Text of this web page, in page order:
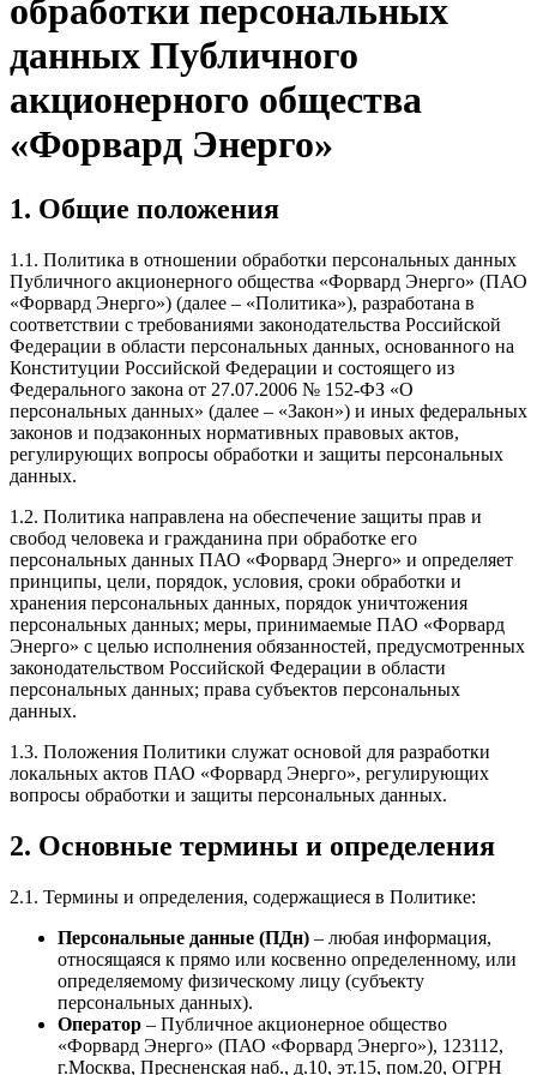
обработки персональных
данных Публичного
акционерного общества
«Форвард Энерго»
1. Общие положения
1.1. Политика в отношении обработки персональных данных
Публичного акционерного общества «Форвард Энерго» (ПАО
«Форвард Энерго») (далее – «Политика»), разработана в
соответствии с требованиями законодательства Российской
Федерации в области персональных данных, основанного на
Конституции Российской Федерации и состоящего из
Федерального закона от 27.07.2006 № 152-ФЗ «О
персональных данных» (далее – «Закон») и иных федеральных
законов и подзаконных нормативных правовых актов,
регулирующих вопросы обработки и защиты персональных
данных.
1.2. Политика направлена на обеспечение защиты прав и
свобод человека и гражданина при обработке его
персональных данных ПАО «Форвард Энерго» и определяет
принципы, цели, порядок, условия, сроки обработки и
хранения персональных данных, порядок уничтожения
персональных данных; меры, принимаемые ПАО «Форвард
Энерго» с целью исполнения обязанностей, предусмотренных
законодательством Российской Федерации в области
персональных данных; права субъектов персональных
данных.
1.3. Положения Политики служат основой для разработки
локальных актов ПАО «Форвард Энерго», регулирующих
вопросы обработки и защиты персональных данных.
2. Основные термины и определения
2.1. Термины и определения, содержащиеся в Политике:
Персональные данные (ПДн) – любая информация,
относящаяся к прямо или косвенно определенному, или
определяемому физическому лицу (субъекту
персональных данных).
Оператор – Публичное акционерное общество
«Форвард Энерго» (ПАО «Форвард Энерго»), 123112,
г.Москва, Пресненская наб., д.10, эт.15, пом.20, ОГРН